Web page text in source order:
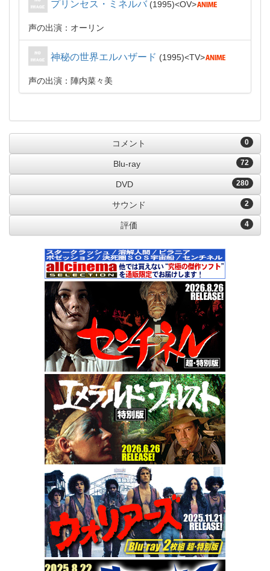
プリンセス・ミネルバ 1995 OV
声の出演：オーリン
神秘の世界エルハザード 1995 TV
声の出演：陣内菜々美
0
コメント
72
Blu-ray
280
DVD
2
サウンド
4
評価